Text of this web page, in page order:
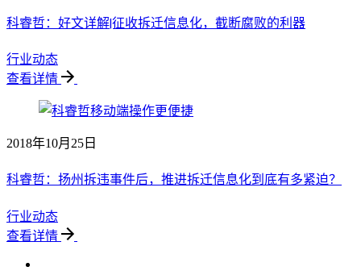
科睿哲：好文详解|征收拆迁信息化，截断腐败的利器
行业动态
查看详情
2018年10月25日
科睿哲：扬州拆违事件后，推进拆迁信息化到底有多紧迫？
行业动态
查看详情